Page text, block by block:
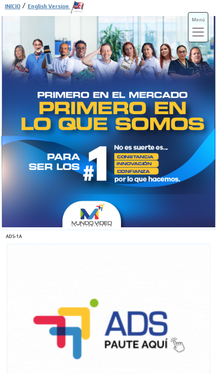
ADS-1A
Menú
INICIO / English Version
ADS-3A
ADS-3B